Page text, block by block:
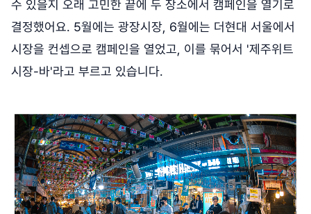
수 있을지 오래 고민한 끝에 두 장소에서 캠페인을 열기로
결정했어요. 5월에는 광장시장, 6월에는 더현대 서울에서
시장을 컨셉으로 캠페인을 열었고, 이를 묶어서 '제주위트
시장-바'라고 부르고 있습니다.